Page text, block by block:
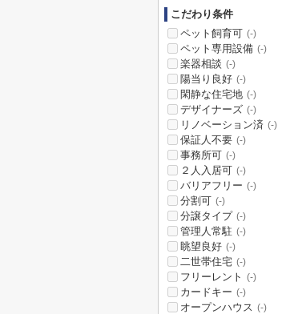
こだわり条件
ペット飼育可 (-)
ペット専用設備 (-)
楽器相談 (-)
陽当り良好 (-)
閑静な住宅地 (-)
デザイナーズ (-)
リノベーション済 (-)
保証人不要 (-)
事務所可 (-)
２人入居可 (-)
バリアフリー (-)
分割可 (-)
分譲タイプ (-)
管理人常駐 (-)
眺望良好 (-)
二世帯住宅 (-)
フリーレント (-)
カードキー (-)
オープンハウス (-)